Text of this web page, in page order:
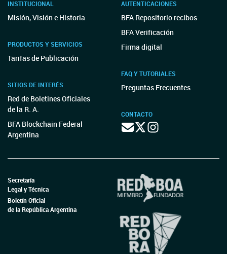
INSTITUCIONAL
Misión, Visión e Historia
PRODUCTOS Y SERVICIOS
Tarifas de Publicación
SITIOS DE INTERÉS
Red de Boletines Oficiales
de la R. A.
BFA Blockchain Federal
Argentina
AUTENTICACIONES
BFA Repositorio recibos
BFA Verificación
Firma digital
FAQ Y TUTORIALES
Preguntas Frecuentes
CONTACTO
Secretaría
Legal y Técnica
Boletín Oficial
de la República Argentina